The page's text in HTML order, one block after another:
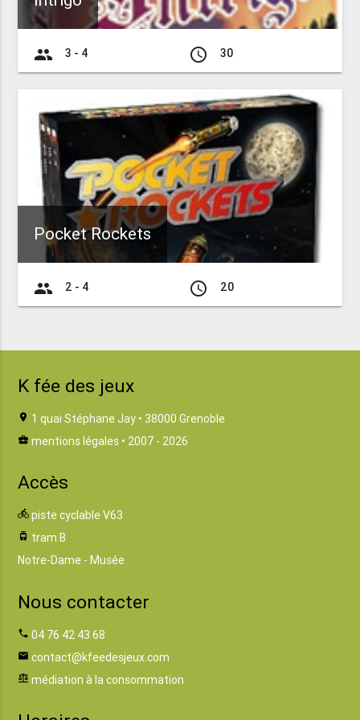
group 3 - 4 access_time 30
Pocket Rockets
group 2 - 4 access_time 20
K fée des jeux
location_on 1 quai Stéphane Jay • 38000 Grenoble
business_center mentions légales • 2007 - 2026
Accès
directions_bike piste cyclable V63
tram tram B
Notre-Dame - Musée
Nous contacter
phone 04 76 42 43 68
email contact@kfeedesjeux.com
balance médiation à la consommation